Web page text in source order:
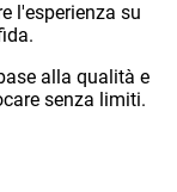
l'esperienza su
alla qualità e
senza limiti.